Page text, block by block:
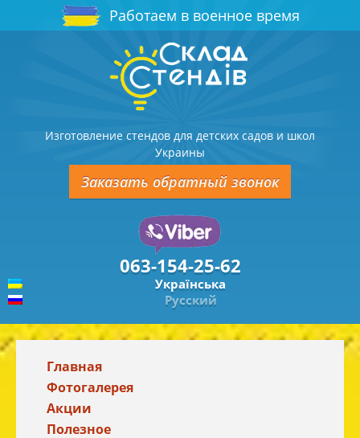
Работаем в военное время
Изготовление стендов для детских садов и школ
Украины
Заказать обратный звонок
063-154-25-62
Українська
Русский
Главная
Фотогалерея
Акции
Полезное